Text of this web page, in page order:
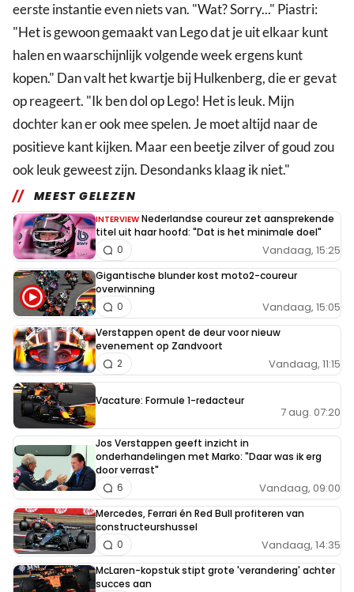
eerste instantie even niets van. "Wat? Sorry..." Piastri:
"Het is gewoon gemaakt van Lego dat je uit elkaar kunt
halen en waarschijnlijk volgende week ergens kunt
kopen." Dan valt het kwartje bij Hulkenberg, die er gevat
op reageert. "Ik ben dol op Lego! Het is leuk. Mijn
dochter kan er ook mee spelen. Je moet altijd naar de
positieve kant kijken. Maar een beetje zilver of goud zou
ook leuk geweest zijn. Desondanks klaag ik niet."
MEEST GELEZEN
INTERVIEW Nederlandse coureur zet aansprekende
titel uit haar hoofd: "Dat is het minimale doel"
Vandaag, 15:25
0
Gigantische blunder kost moto2-coureur
overwinning
Vandaag, 15:05
0
Verstappen opent de deur voor nieuw
evenement op Zandvoort
Vandaag, 11:15
2
Vacature: Formule 1-redacteur
7 aug. 07:20
Jos Verstappen geeft inzicht in
onderhandelingen met Marko: "Daar was ik erg
door verrast"
Vandaag, 09:00
6
Mercedes, Ferrari én Red Bull profiteren van
constructeurshussel
Vandaag, 14:35
0
McLaren-kopstuk stipt grote 'verandering' achter
succes aan